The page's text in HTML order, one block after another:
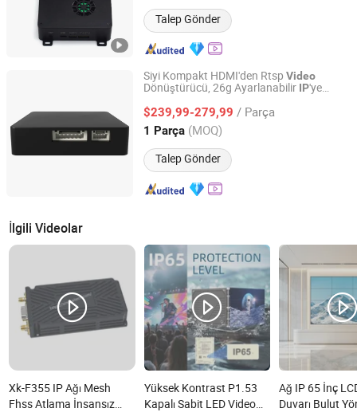
Talep Gönder
Siyi Kompakt HDMI'den Rtsp Video
Dönüştürücü, 26g Ayarlanabilir IP'ye
Taraf Bağlantılarla Uyumlu
$239,99-279,99 / Parça
1 Parça (MOQ)
Talep Gönder
Shenzhen Kunpeng Core Technology Co., Ltd
Guangdong, China Fiyat 2025
İlgili Videolar
Xk-F355 IP Ağı Mesh
Fhss Atlama İnsansız
Yüksek Kontrast P1.53
Kapalı Sabit LED Video
Ağ IP 65 İnç
Duvarı Bulut